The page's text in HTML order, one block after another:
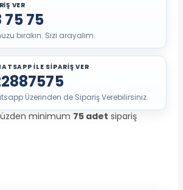
VER
75 75
bırakın. Sizi arayalım.
İLE SİPARİŞ VER
Üzerinden de Sipariş Verebilirsiniz.
minimum 75 adet sipariş